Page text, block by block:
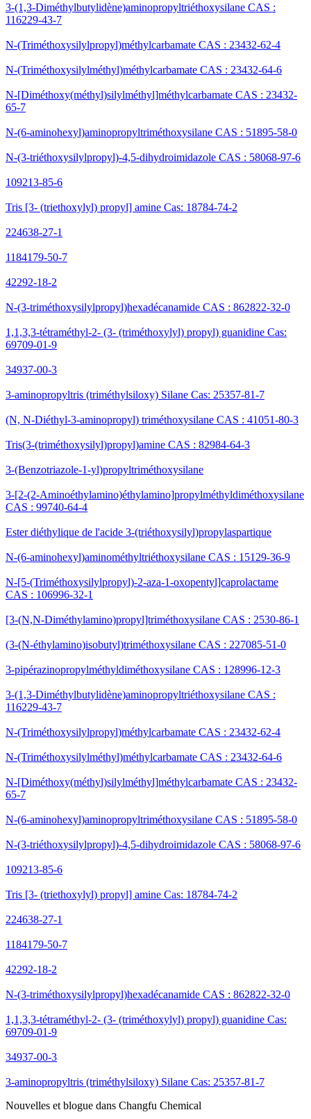
3-(1,3-Diméthylbutylidène)aminopropyltriéthoxysilane CAS :
116229-43-7
N-(Triméthoxysilylpropyl)méthylcarbamate CAS : 23432-62-4
N-(Triméthoxysilylméthyl)méthylcarbamate CAS : 23432-64-6
N-[Diméthoxy(méthyl)silylméthyl]méthylcarbamate CAS : 23432-
65-7
N-(6-aminohexyl)aminopropyltriméthoxysilane CAS : 51895-58-0
N-(3-triéthoxysilylpropyl)-4,5-dihydroimidazole CAS : 58068-97-6
109213-85-6
Tris [3- (triethoxylyl) propyl] amine Cas: 18784-74-2
224638-27-1
1184179-50-7
42292-18-2
N-(3-triméthoxysilylpropyl)hexadécanamide CAS : 862822-32-0
1,1,3,3-tétraméthyl-2- (3- (triméthoxylyl) propyl) guanidine Cas:
69709-01-9
34937-00-3
3-aminopropyltris (triméthylsiloxy) Silane Cas: 25357-81-7
(N, N-Diéthyl-3-aminopropyl) triméthoxysilane CAS : 41051-80-3
Tris(3-(triméthoxysilyl)propyl)amine CAS : 82984-64-3
3-(Benzotriazole-1-yl)propyltriméthoxysilane
3-[2-(2-Aminoéthylamino)éthylamino]propylméthyldiméthoxysilane
CAS : 99740-64-4
Ester diéthylique de l'acide 3-(triéthoxysilyl)propylaspartique
N-(6-aminohexyl)aminométhyltriéthoxysilane CAS : 15129-36-9
N-[5-(Triméthoxysilylpropyl)-2-aza-1-oxopentyl]caprolactame
CAS : 106996-32-1
[3-(N,N-Diméthylamino)propyl]triméthoxysilane CAS : 2530-86-1
(3-(N-éthylamino)isobutyl)triméthoxysilane CAS : 227085-51-0
3-pipérazinopropylméthyldiméthoxysilane CAS : 128996-12-3
3-(1,3-Diméthylbutylidène)aminopropyltriéthoxysilane CAS :
116229-43-7
N-(Triméthoxysilylpropyl)méthylcarbamate CAS : 23432-62-4
N-(Triméthoxysilylméthyl)méthylcarbamate CAS : 23432-64-6
N-[Diméthoxy(méthyl)silylméthyl]méthylcarbamate CAS : 23432-
65-7
N-(6-aminohexyl)aminopropyltriméthoxysilane CAS : 51895-58-0
N-(3-triéthoxysilylpropyl)-4,5-dihydroimidazole CAS : 58068-97-6
109213-85-6
Tris [3- (triethoxylyl) propyl] amine Cas: 18784-74-2
224638-27-1
1184179-50-7
42292-18-2
N-(3-triméthoxysilylpropyl)hexadécanamide CAS : 862822-32-0
1,1,3,3-tétraméthyl-2- (3- (triméthoxylyl) propyl) guanidine Cas:
69709-01-9
34937-00-3
3-aminopropyltris (triméthylsiloxy) Silane Cas: 25357-81-7
Nouvelles et blogue dans Changfu Chemical